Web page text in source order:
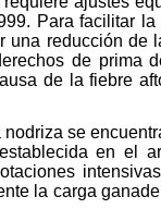
Para facilitar
una reducción de
de prima
de la fiebre
se
en el
la carga